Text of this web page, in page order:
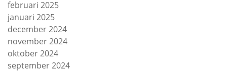
februari 2025
januari 2025
december 2024
november 2024
oktober 2024
september 2024